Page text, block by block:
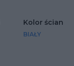
Kolor ścian
BIAŁY